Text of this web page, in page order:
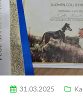
31.03.2025